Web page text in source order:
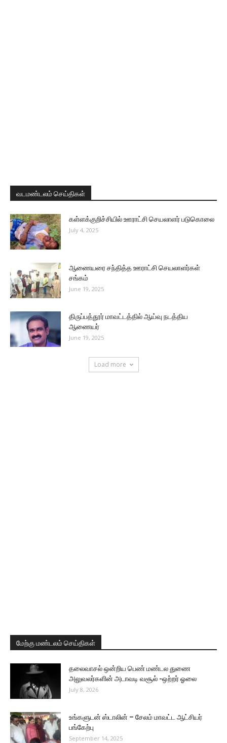
வடமண்டலம் செய்திகள்
கள்ளக்குறிச்சியில் ஊராட்சி செயலாளர் படுகொலை
July 4, 2025
ஆணையரை சந்தித்த ஊராட்சி செயலாளர்கள்
சங்கம்
June 19, 2025
திருப்பத்தூர் மாவட்டத்தில் ஆய்வு நடத்திய
ஆணையர்
June 19, 2025
Load more
மேற்கு மண்டலம் செய்திகள்
தலைவாசல் ஒன்றிய பெண் மண்டல துணை
அலுவலர்களின் அடாவடி வசூல் -ஒற்றர் ஓலை
July 8, 2026
உங்களுடன் ஸ்டாலின் – சேலம் மாவட்ட ஆட்சியர்
பங்கேற்பு
September 14, 2025